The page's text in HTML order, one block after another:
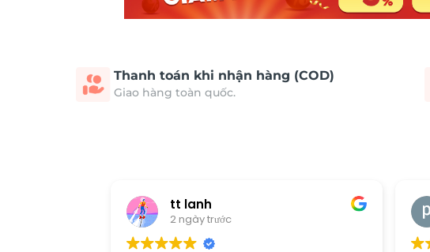
Thanh toán khi nhận hàng (COD)
Giao hàng toàn quốc.
tt lanh
2 ngày trước